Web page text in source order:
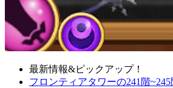
最新情報&ピックアップ！
フロンティアタワーの241階~245